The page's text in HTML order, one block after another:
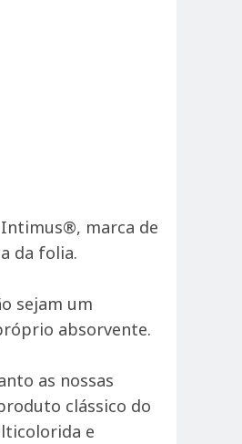
marca de
da folia.
sejam um
absorvente.
as nossas
clássico do
e